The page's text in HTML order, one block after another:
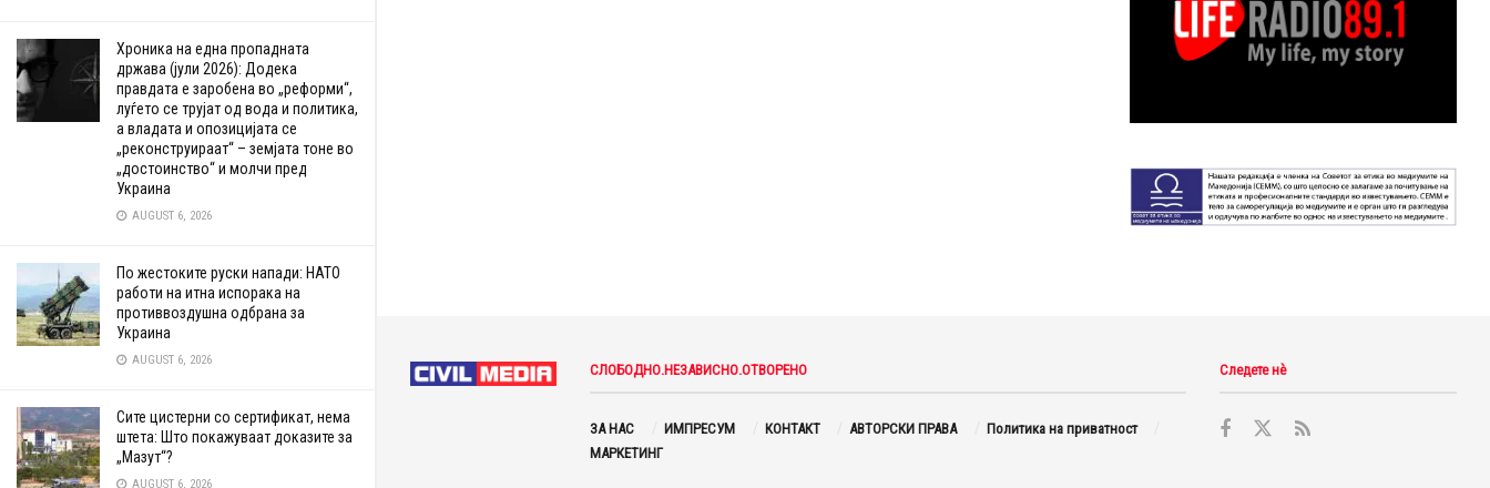
Хроника на една пропадната
држава (јули 2026): Додека
правдата е заробена во „реформи“,
луѓето се трујат од вода и политика,
а владата и опозицијата се
„реконструираат“ – земјата тоне во
„достоинство“ и молчи пред
Украина
AUGUST 6, 2026
По жестоките руски напади: НАТО
работи на итна испорака на
противвоздушна одбрана за
Украина
AUGUST 6, 2026
Сите цистерни со сертификат, нема
штета: Што покажуваат доказите за
„Мазут“?
AUGUST 6, 2026
СЛОБОДНО.НЕЗАВИСНО.ОТВОРЕНО
ЗА НАС ИМПРЕСУМ КОНТАКТ АВТОРСКИ ПРАВА
Политика на приватност
МАРКЕТИНГ
Следете нè